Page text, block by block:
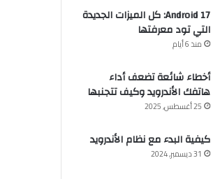
Android 17: كل الميزات الجديدة
التي تود معرفتها
منذ 6 أيام
أخطاء شائعة تضعف أداء
هاتفك الأندرويد وكيف تتجنبها
25 أغسطس, 2025
كيفية البدء مع نظام الأندرويد
31 ديسمبر, 2024